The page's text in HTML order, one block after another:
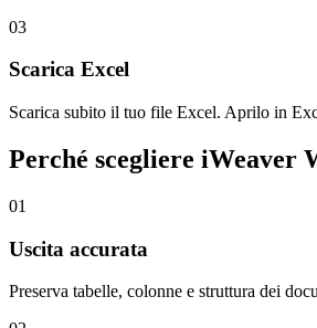
03
Scarica Excel
Scarica subito il tuo file Excel. Aprilo in
Perché scegliere iWeaver
01
Uscita accurata
Preserva tabelle, colonne e struttura dei